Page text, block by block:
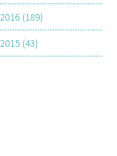
2016 (189)
2015 (43)